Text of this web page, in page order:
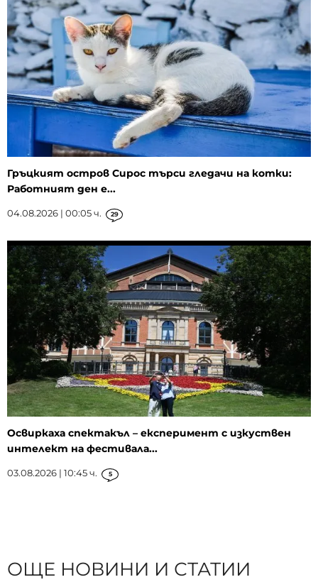
Гръцкият остров Сирос търси гледачи на котки:
Работният ден е...
04.08.2026 | 00:05 ч. 29
Освиркаха спектакъл – експеримент с изкуствен
интелект на фестивала...
03.08.2026 | 10:45 ч. 5
ОЩЕ НОВИНИ И СТАТИИ